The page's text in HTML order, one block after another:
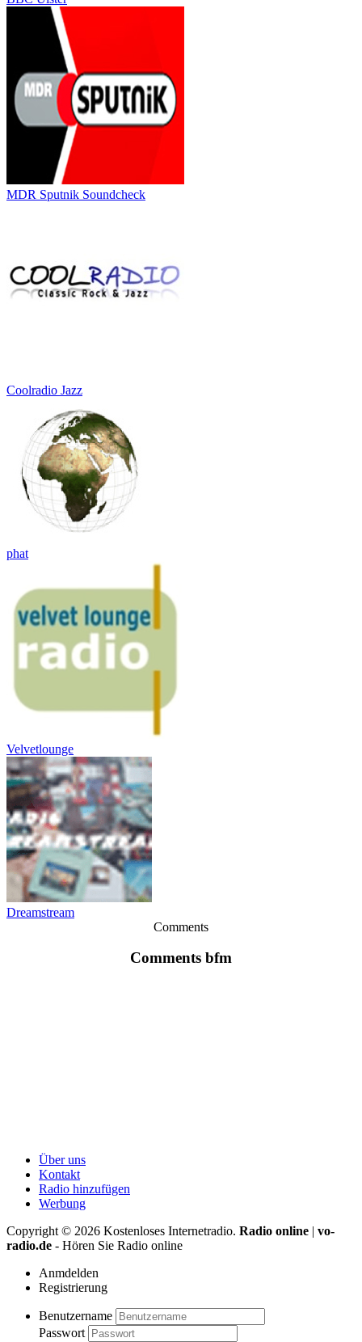
MDR Sputnik Soundcheck
Coolradio Jazz
phat
Velvetlounge
Dreamstream
Comments
Comments bfm
Über uns
Kontakt
Radio hinzufügen
Werbung
Copyright © 2026 Kostenloses Internetradio. Radio online | vo-
radio.de - Hören Sie Radio online
Anmdelden
Registrierung
Benutzername
Passwort